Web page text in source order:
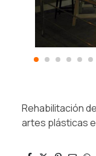
Rehabilitación
artes plásticas